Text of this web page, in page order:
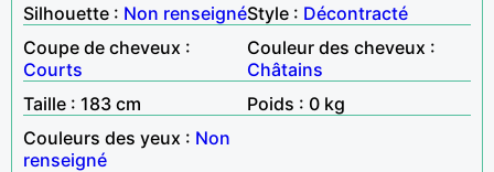
Silhouette : Non renseignéStyle : Décontracté
Coupe de cheveux :
Courts
Couleur des cheveux :
Châtains
Taille : 183 cm
Poids : 0 kg
Couleurs des yeux : Non
renseigné